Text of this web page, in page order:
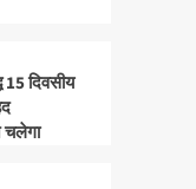
15 दिवसीय